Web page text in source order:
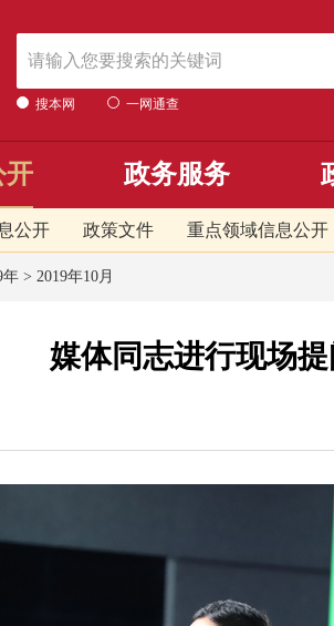
搜本网 一网通查
开
公开 政策文件 重点领域信息公开
政务服务
年 > 2019年10月
媒体同志进行现场提